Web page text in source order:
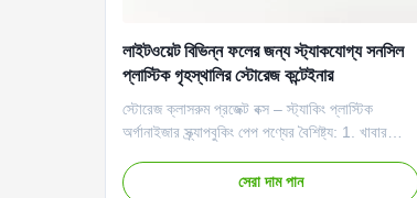
লাইটওয়েট বিভিন্ন ফলের জন্য স্ট্যাকযোগ্য সনসিল
প্লাস্টিক গৃহস্থালির স্টোরেজ কন্টেইনার
স্টোরেজ ক্লাসরুম প্রজেক্ট বক্স – স্ট্যাকিং প্লাস্টিক
অর্গানাইজার স্ক্র্যাপবুকিং পেপ পণ্যের বৈশিষ্ট্য: 1. খাবার
গৃহস্থালির সামগ্রীও সংরক্ষণ করতে পারেন। 2. হ্যান্ডেল সহ
সেরা দাম পান